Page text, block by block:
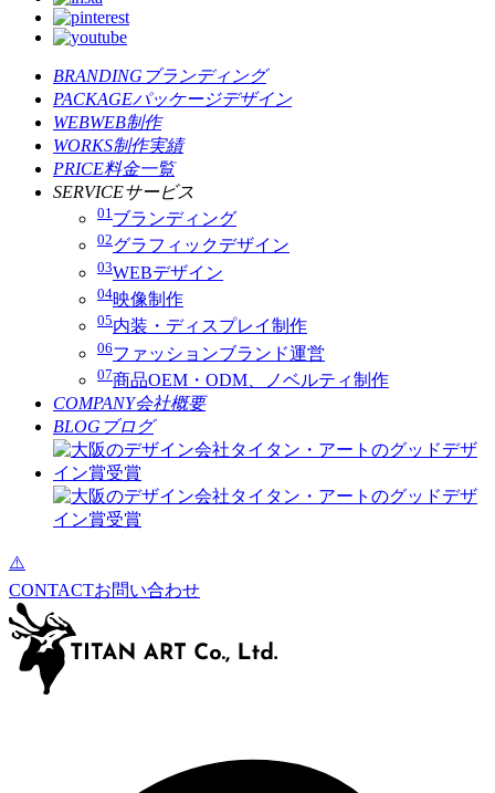
BRANDING ブランディング
PACKAGEパッケージデザイン
WEBWEB制作
WORKS制作実績
PRICE料金一覧
SERVICEサービス
01 ブランディング
02グラフィックデザイン
03WEBデザイン
04映像制作
05内装・ディスプレイ制作
06ファッションブランド運営
07商品OEM・ODM、ノベルティ制作
COMPANY会社概要
BLOG ブログ
CONTACTお問い合わせ